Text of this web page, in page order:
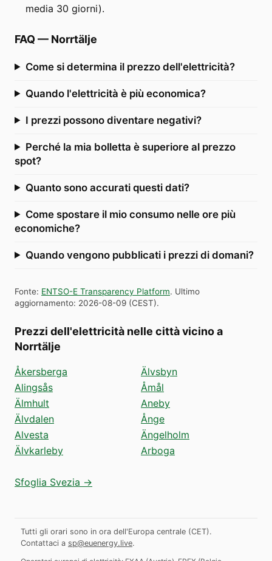
media 30 giorni).
FAQ — Norrtälje
Come si determina il prezzo dell'elettricità?
Quando l'elettricità è più economica?
I prezzi possono diventare negativi?
Perché la mia bolletta è superiore al prezzo
spot?
Quanto sono accurati questi dati?
Come spostare il mio consumo nelle ore più
economiche?
Quando vengono pubblicati i prezzi di domani?
Fonte: ENTSO-E Transparency Platform. Ultimo
aggiornamento: 2026-08-09 (CEST).
Prezzi dell'elettricità nelle città vicino a
Norrtälje
Åkersberga
Alingsås
Älmhult
Älvdalen
Alvesta
Älvkarleby
Älvsbyn
Åmål
Aneby
Ånge
Ängelholm
Arboga
Sfoglia Svezia →
Tutti gli orari sono in ora dell'Europa centrale (CET).
Contattaci a sp@euenergy.live.